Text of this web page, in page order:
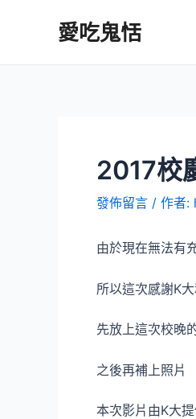
愛吃鬼恬
2017校
發佈留言 / 作者:
由於現在無法有
所以這次感謝K
先放上這次校晚
之後再補上照片
本次影片由K大